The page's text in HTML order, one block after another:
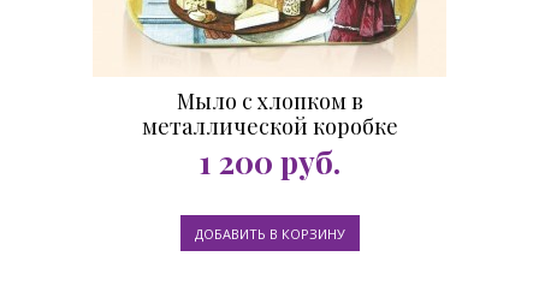
Мыло с хлопком в
металлической коробке
Сыровар 100гр
1 200 руб.